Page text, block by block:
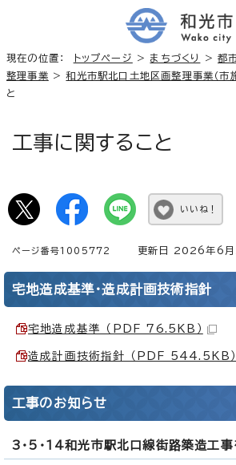
現在の位置： トップページ > まちづくり >都
整理事業 >和光市駅北口土地区画整理事業（市
と
工事に関すること
いいね！
ページ番号1005772 更新日 2026年6月
宅地造成基準・造成計画技術指針
宅地造成基準 （PDF 76.5KB）
造成計画技術指針 （PDF 544.5KB）
工事のお知らせ
3・5・14和光市駅北口線街路築造工事